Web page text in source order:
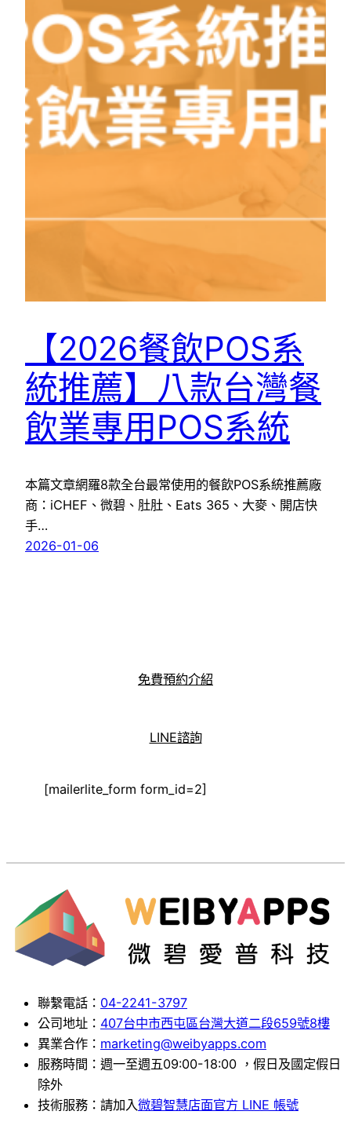
【2026餐飲POS系
統推薦】八款台灣餐
飲業專用POS系統
本篇文章網羅8款全台最常使用的餐飲POS系統推薦廠
商：iCHEF、微碧、肚肚、Eats 365、大麥、開店快
手…
2026-01-06
免費預約介紹
LINE諮詢
[mailerlite_form form_id=2]
聯繫電話： 04-2241-3797
公司地址： 407台中市西屯區台灣大道二段659號8樓
異業合作： marketing@weibyapps.com
服務時間：週一至週五09:00-18:00 ，假日及國定假日
除外
技術服務：請加入微碧智慧店面官方 LINE 帳號